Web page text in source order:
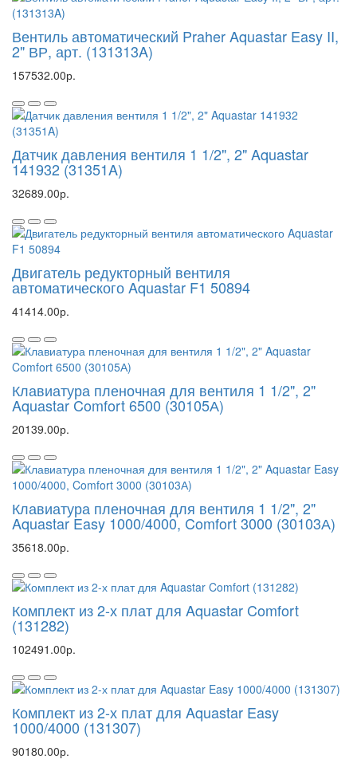
Вентиль автоматический Praher Aquastar Easy II,
2" ВР, арт. (131313A)
157532.00р.
Датчик давления вентиля 1 1/2", 2" Aquastar
141932 (31351A)
32689.00р.
Двигатель редукторный вентиля
автоматического Aquastar F1 50894
41414.00р.
Клавиатура пленочная для вентиля 1 1/2", 2"
Aquastar Comfort 6500 (30105А)
20139.00р.
Клавиатура пленочная для вентиля 1 1/2", 2"
Aquastar Easy 1000/4000, Comfort 3000 (30103А)
35618.00р.
Комплект из 2-х плат для Aquastar Comfort
(131282)
102491.00р.
Комплект из 2-х плат для Aquastar Easy
1000/4000 (131307)
90180.00р.